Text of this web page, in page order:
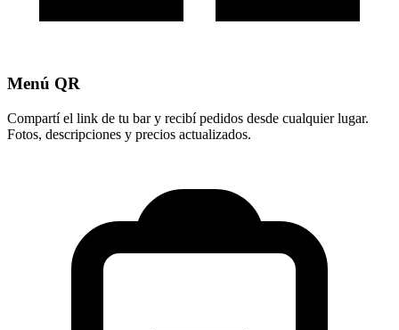
Menú QR
Compartí el link de tu bar y recibí pedidos desde cualquier lugar.
Fotos, descripciones y precios actualizados.